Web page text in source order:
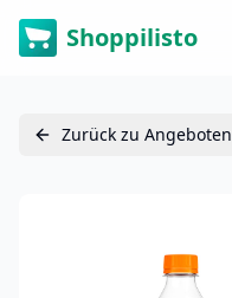
Shoppilisto
Zurück zu Angeboten